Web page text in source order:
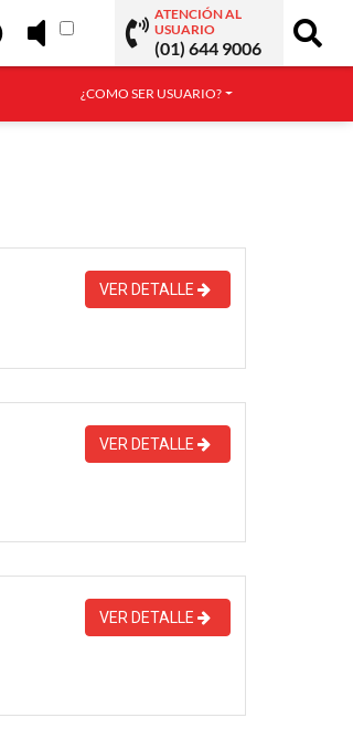
ATENCIÓN AL
USUARIO
(01) 644 9006
¿COMO SER USUARIO?
VER DETALLE
VER DETALLE
VER DETALLE